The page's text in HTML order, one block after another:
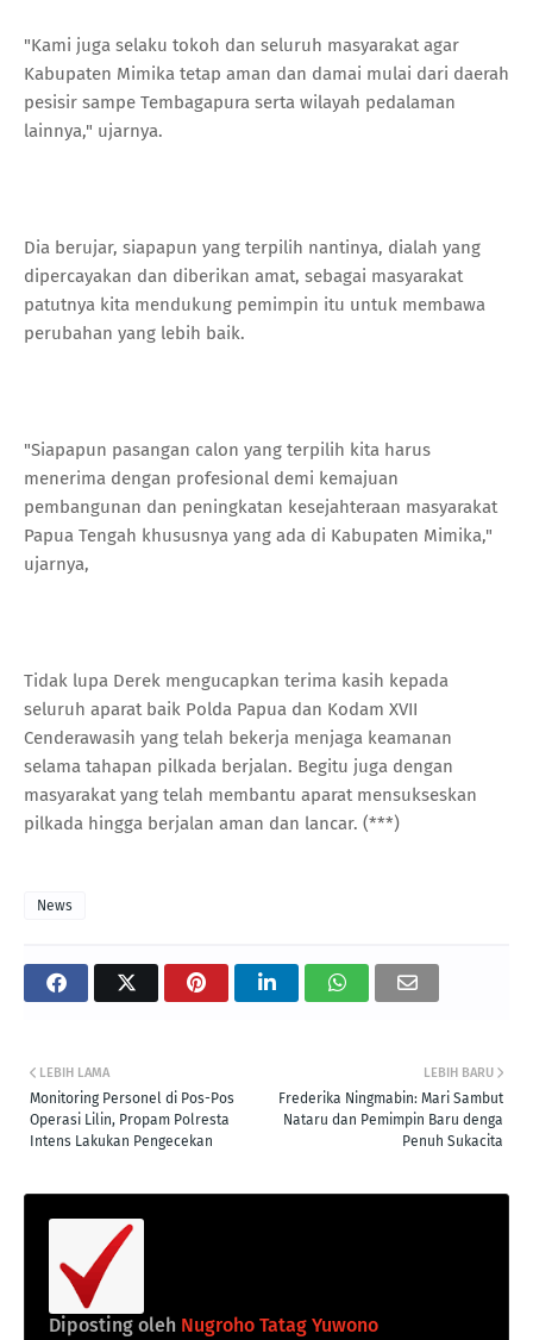
"Kami juga selaku tokoh dan seluruh masyarakat agar
Kabupaten Mimika tetap aman dan damai mulai dari daerah
pesisir sampe Tembagapura serta wilayah pedalaman
lainnya," ujarnya.
Dia berujar, siapapun yang terpilih nantinya, dialah yang
dipercayakan dan diberikan amat, sebagai masyarakat
patutnya kita mendukung pemimpin itu untuk membawa
perubahan yang lebih baik.
"Siapapun pasangan calon yang terpilih kita harus
menerima dengan profesional demi kemajuan
pembangunan dan peningkatan kesejahteraan masyarakat
Papua Tengah khususnya yang ada di Kabupaten Mimika,"
ujarnya,
Tidak lupa Derek mengucapkan terima kasih kepada
seluruh aparat baik Polda Papua dan Kodam XVII
Cenderawasih yang telah bekerja menjaga keamanan
selama tahapan pilkada berjalan. Begitu juga dengan
masyarakat yang telah membantu aparat mensukseskan
pilkada hingga berjalan aman dan lancar. (***)
News
LEBIH BARU
Frederika Ningmabin: Mari Sambut
Nataru dan Pemimpin Baru denga
Penuh Sukacita
LEBIH LAMA
Monitoring Personel di Pos-Pos
Operasi Lilin, Propam Polresta
Intens Lakukan Pengecekan
Diposting oleh Nugroho Tatag Yuwono